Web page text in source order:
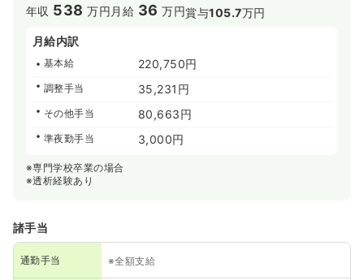
年収 538 万円 月給 36 万円賞与105.7万円
月給内訳
基本給 220,750円
調整手当 35,231円
その他手当 80,663円
準夜勤手当 3,000円
※専門学校卒業の場合
※透析経験あり
諸手当
通勤手当 ※全額支給